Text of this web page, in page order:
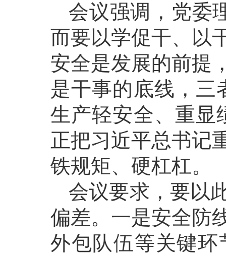
会议强调，党委
而要以学促干、以
安全是发展的前提
是干事的底线，三
生产轻安全、重显
正把习近平总书记
铁规矩、硬杠杠。
会议要求，要以
偏差。一是安全防
外包队伍等关键